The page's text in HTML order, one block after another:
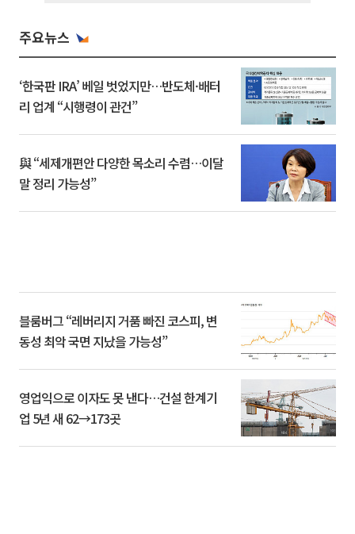
주요뉴스
‘한국판 IRA’ 베일 벗었지만…반도체·배터
리 업계 “시행령이 관건”
與 “세제개편안 다양한 목소리 수렴…이달
말 정리 가능성”
블룸버그 “레버리지 거품 빠진 코스피, 변
동성 최악 국면 지났을 가능성”
영업익으로 이자도 못 낸다…건설 한계기
업 5년 새 62→173곳